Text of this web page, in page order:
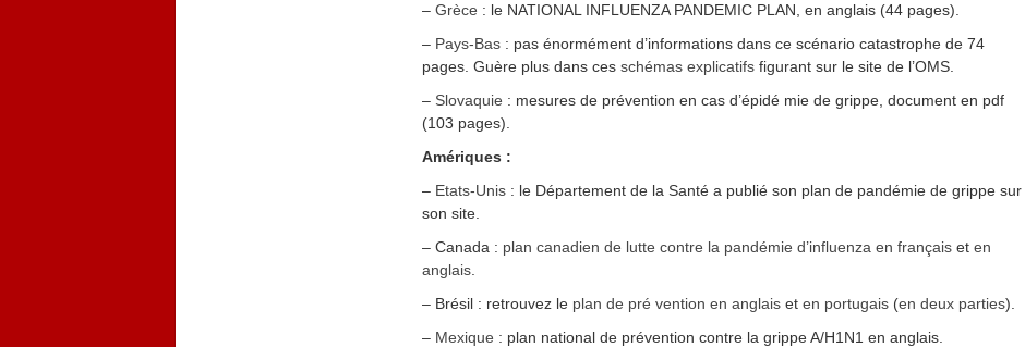
– Grèce : le NATIONAL INFLUENZA PANDEMIC PLAN, en anglais (44 pages).
– Pays-Bas : pas énormément d’informations dans ce scénario catastrophe de 74
pages. Guère plus dans ces schémas explicatifs figurant sur le site de l’OMS.
– Slovaquie : mesures de prévention en cas d’épidé mie de grippe, document en pdf
(103 pages).
Amériques :
– Etats-Unis : le Département de la Santé a publié son plan de pandémie de grippe sur
son site.
– Canada : plan canadien de lutte contre la pandémie d’influenza en français et en
anglais
– Brésil : retrouvez le plan de pré vention en anglais et en portugais (en deux parties).
– Mexique : plan national de prévention contre la grippe A/H1N1 en anglais.